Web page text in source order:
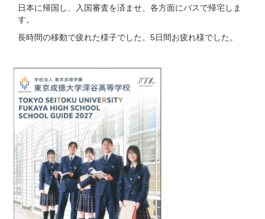
日本に帰国し、入国審査を済ませ、各方面にバスで帰宅しま
す。
長時間の移動で疲れた様子でした。5日間お疲れ様でした。